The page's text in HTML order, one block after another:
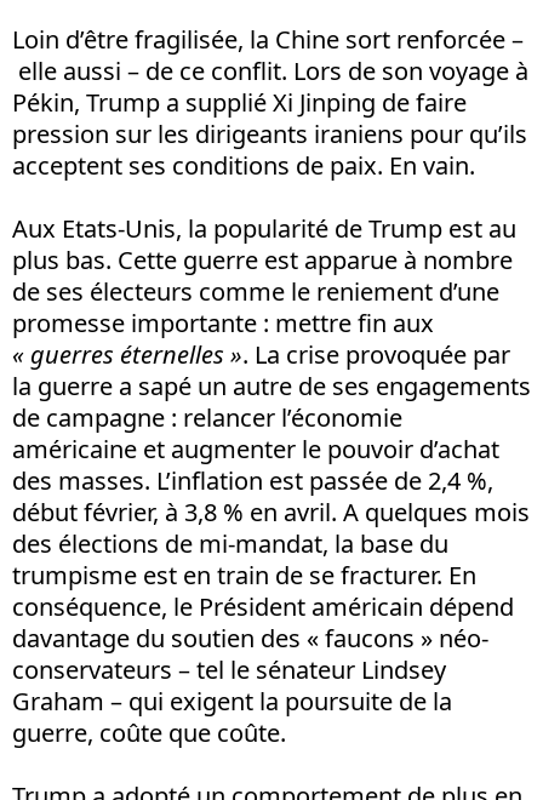
Loin d’être fragilisée, la Chine sort renforcée –
elle aussi – de ce conflit. Lors de son voyage à
Pékin, Trump a supplié Xi Jinping de faire
pression sur les dirigeants iraniens pour qu’ils
acceptent ses conditions de paix. En vain.
Aux Etats-Unis, la popularité de Trump est au
plus bas. Cette guerre est apparue à nombre
de ses électeurs comme le reniement d’une
promesse importante : mettre fin aux
« guerres éternelles ». La crise provoquée par
la guerre a sapé un autre de ses engagements
de campagne : relancer l’économie
américaine et augmenter le pouvoir d’achat
des masses. L’inflation est passée de 2,4 %,
début février, à 3,8 % en avril. A quelques mois
des élections de mi-mandat, la base du
trumpisme est en train de se fracturer. En
conséquence, le Président américain dépend
davantage du soutien des « faucons » néo-
conservateurs – tel le sénateur Lindsey
Graham – qui exigent la poursuite de la
guerre, coûte que coûte.